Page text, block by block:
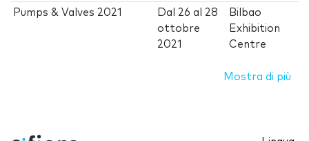
Pumps & Valves 2021 Dal 26 al 28
ottobre
2021
Bilbao
Exhibition
Centre
Mostra di più